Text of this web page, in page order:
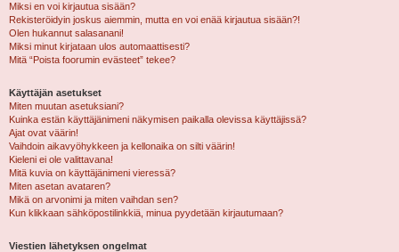
Miksi en voi kirjautua sisään?
Rekisteröidyin joskus aiemmin, mutta en voi enää kirjautua sisään?!
Olen hukannut salasanani!
Miksi minut kirjataan ulos automaattisesti?
Mitä “Poista foorumin evästeet” tekee?
Käyttäjän asetukset
Miten muutan asetuksiani?
Kuinka estän käyttäjänimeni näkymisen paikalla olevissa käyttäjissä?
Ajat ovat väärin!
Vaihdoin aikavyöhykkeen ja kellonaika on silti väärin!
Kieleni ei ole valittavana!
Mitä kuvia on käyttäjänimeni vieressä?
Miten asetan avataren?
Mikä on arvonimi ja miten vaihdan sen?
Kun klikkaan sähköpostilinkkiä, minua pyydetään kirjautumaan?
Viestien lähetyksen ongelmat